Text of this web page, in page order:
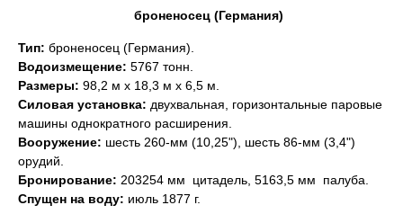
броненосец (Германия)
Тип: броненосец (Германия).
Водоизмещение: 5767 тонн.
Размеры: 98,2 м х 18,3 м х 6,5 м.
Силовая установка: двухвальная, горизонтальные паровые
машины однократного расширения.
Вооружение: шесть 260-мм (10,25"), шесть 86-мм (3,4")
орудий.
Бронирование: 203254 мм  цитадель, 5163,5 мм  палуба.
Спущен на воду: июль 1877 г.